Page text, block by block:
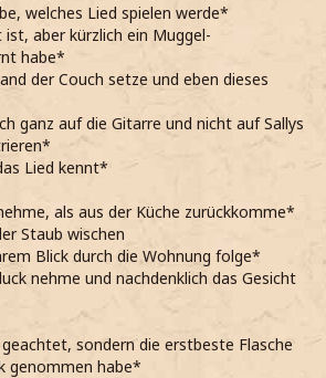
welches Lied spielen werde*
aber kürzlich ein Muggel-
habe*
der Couch setze und eben dieses
ganz auf die Gitarre und nicht auf Sallys
Lied kennt*
als aus der Küche zurückkomme*
Staub wischen
Blick durch die Wohnung folge*
nehme und nachdenklich das Gesicht
sondern die erstbeste Flasche
genommen habe*